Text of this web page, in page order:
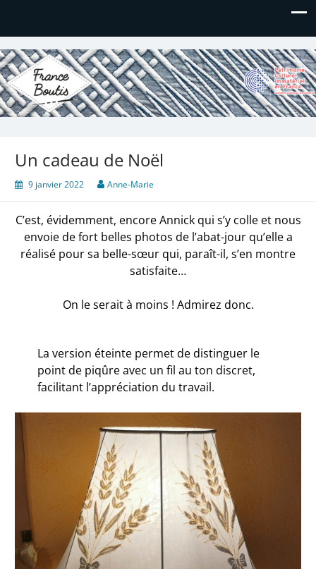
France Boutis
Le site de France Boutis
Un cadeau de Noël
9 janvier 2022 Anne-Marie
C’est, évidemment, encore Annick qui s’y colle et nous
envoie de fort belles photos de l’abat-jour qu’elle a
réalisé pour sa belle-sœur qui, paraît-il, s’en montre
satisfaite…
On le serait à moins ! Admirez donc.
La version éteinte permet de distinguer le
point de piqûre avec un fil au ton discret,
facilitant l’appréciation du travail.